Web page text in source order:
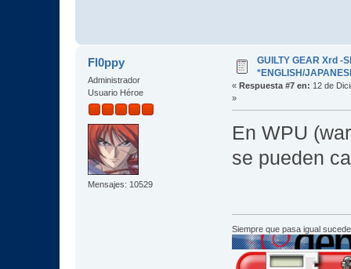
Fl0ppy
Administrador
Usuario Héroe
Mensajes: 10529
GUILTY GEAR Xrd -
*ENGLISH/
« Respuesta #7 en: 12 de
»
En WPU
se pueden
Siempre que pasa igual